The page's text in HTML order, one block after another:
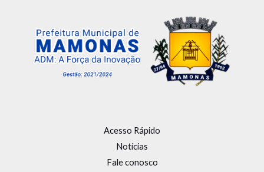
Acesso Rápido
Notícias
Fale conosco